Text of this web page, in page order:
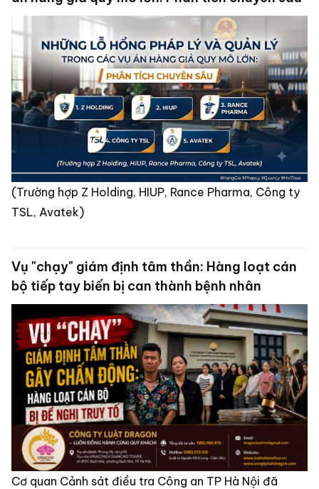
(Trường hợp Z Holding, HIUP, Rance Pharma, Công ty
TSL, Avatek)
Vụ "chạy" giám định tâm thần: Hàng loạt cán
bộ tiếp tay biến bị can thành bệnh nhân
Cơ quan Cảnh sát điều tra Công an TP Hà Nội đã